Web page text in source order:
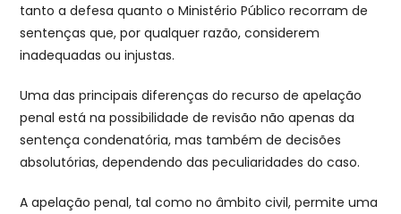
tanto a defesa quanto o Ministério Público recorram de
sentenças que, por qualquer razão, considerem
inadequadas ou injustas.
Uma das principais diferenças do recurso de apelação
penal está na possibilidade de revisão não apenas da
sentença condenatória, mas também de decisões
absolutórias, dependendo das peculiaridades do caso.
A apelação penal, tal como no âmbito civil, permite uma